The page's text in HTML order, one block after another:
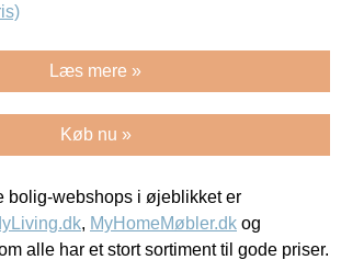
Læs mere »
Køb nu »
bolig-webshops i øjeblikket er
, MyHomeMøbler.dk og
alle har et stort sortiment til gode priser.